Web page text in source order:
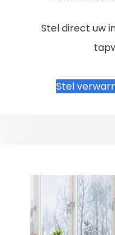
Stel direct uw
Stel